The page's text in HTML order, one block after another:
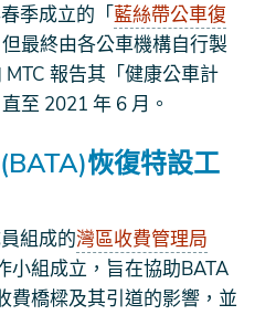
季成立的「藍絲帶公車復
最終由各公車機構自行製
報告其「健康公車計
至 2021 年 6 月。
恢復特設工
組成的灣區收費管理局
小組成立，旨在協助BATA
費橋樑及其引道的影響，並